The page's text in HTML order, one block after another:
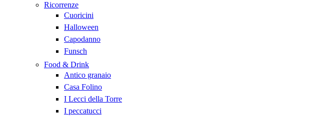
Ricorrenze
Cuoricini
Halloween
Capodanno
Funsch
Food & Drink
Antico granaio
Casa Folino
I Lecci della Torre
I peccatucci